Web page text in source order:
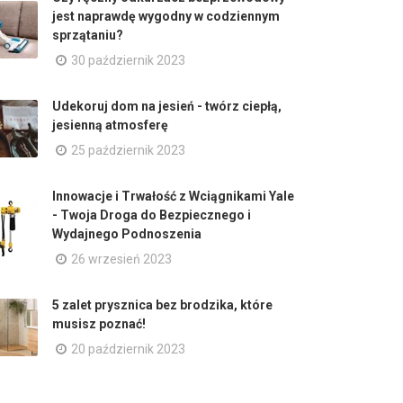
jest naprawdę wygodny w codziennym
sprzątaniu?
30 październik 2023
Udekoruj dom na jesień - twórz ciepłą,
jesienną atmosferę
25 październik 2023
Innowacje i Trwałość z Wciągnikami Yale
- Twoja Droga do Bezpiecznego i
Wydajnego Podnoszenia
26 wrzesień 2023
5 zalet prysznica bez brodzika, które
musisz poznać!
20 październik 2023